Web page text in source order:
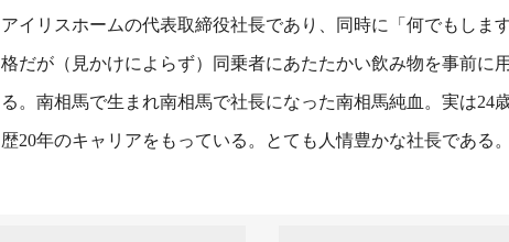
アイリスホームの代表取締役社長であり、同時に「何でもしま
格だが（見かけによらず）同乗者にあたたかい飲み物を事前に
る。南相馬で生まれ南相馬で社長になった南相馬純血。実は24
歴20年のキャリアをもっている。とても人情豊かな社長である